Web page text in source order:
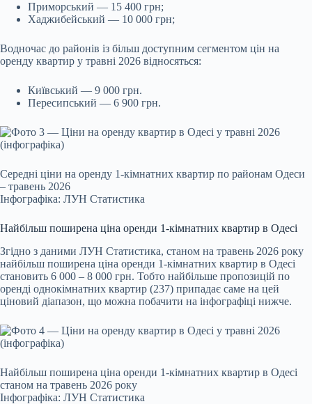
Приморський — 15 400 грн;
Хаджибейський — 10 000 грн;
Водночас до районів із більш доступним сегментом цін на
оренду квартир у травні 2026 відносяться:
Київський — 9 000 грн.
Пересипський — 6 900 грн.
Середні ціни на оренду 1-кімнатних квартир по районам Одеси
– травень 2026
Інфографіка: ЛУН Статистика
Найбільш поширена ціна оренди 1-кімнатних квартир в Одесі
Згідно з даними ЛУН Статистика, станом на травень 2026 року
найбільш поширена ціна оренди 1‑кімнатних квартир в Одесі
становить 6 000 – 8 000 грн. Тобто найбільше пропозицій по
оренді однокімнатних квартир (237) припадає саме на цей
ціновий діапазон, що можна побачити на інфографіці нижче.
Найбільш поширена ціна оренди 1-кімнатних квартир в Одесі
станом на травень 2026 року
Інфографіка: ЛУН Статистика